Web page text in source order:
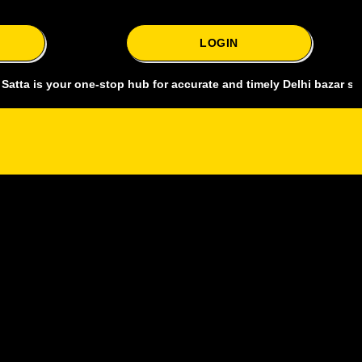
LOGIN
one-stop hub for accurate and timely Delhi bazar satta